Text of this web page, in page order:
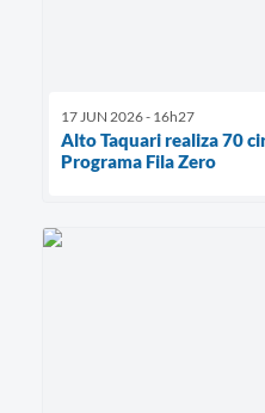
17 JUN 2026 - 16h27
Alto Taquari realiza 70
Programa Fila Zero